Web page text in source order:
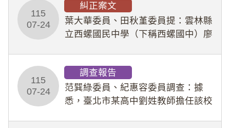
業把關與糾錯功能，不僅首份調查報
告漏未審酌師生不
115
07-24
糾正案文
葉大華委員、田秋堇委員提：雲林縣
立西螺國民中學（下稱西螺國中）廖
教羽球隊學生等行為，歷經該校校園
事件處理會議（下
115
07-24
調查報告
范巽綠委員、紀惠容委員調查：據
悉，臺北市某高中劉姓教師擔任該校